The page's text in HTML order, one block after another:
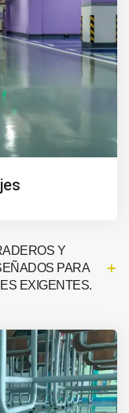
Y
PARA
EXIGENTES.